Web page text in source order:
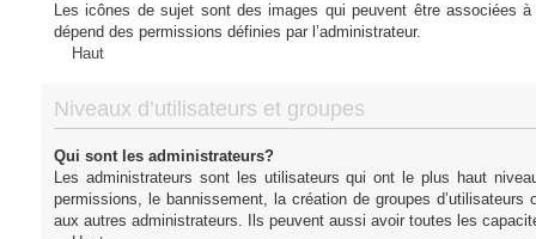
Les icônes de sujet sont des images qui peuvent être associées
dépend des permissions définies par l’administrateur.
Haut
Niveaux d’utilisateurs et groupes
Qui sont les administrateurs?
Les administrateurs sont les utilisateurs qui ont le plus haut
permissions, le bannissement, la création de groupes
aux autres administrateurs. Ils peuvent aussi avoir toutes les